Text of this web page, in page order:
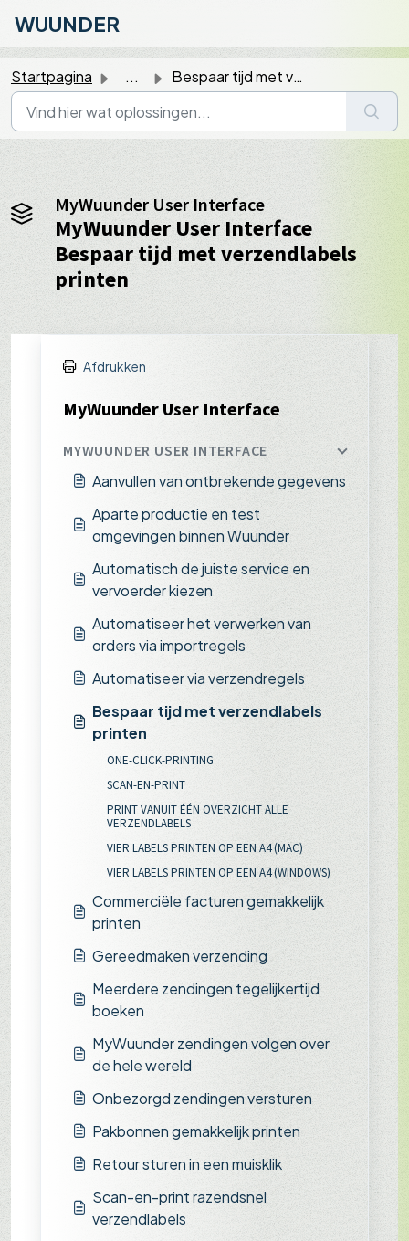
WUUNDER
Startpagina ... Bespaar tijd met verzendlabels printen
MyWuunder User Interface
MyWuunder User Interface
Bespaar tijd met verzendlabels
printen
Afdrukken
MyWuunder User Interface
MYWUUNDER USER INTERFACE
Aanvullen van ontbrekende gegevens
Aparte productie en test
omgevingen binnen Wuunder
Automatisch de juiste service en
vervoerder kiezen
Automatiseer het verwerken van
orders via importregels
Automatiseer via verzendregels
Bespaar tijd met verzendlabels
printen
ONE-CLICK-PRINTING
SCAN-EN-PRINT
PRINT VANUIT ÉÉN OVERZICHT ALLE
VERZENDLABELS
VIER LABELS PRINTEN OP EEN A4 (MAC)
VIER LABELS PRINTEN OP EEN A4 (WINDOWS)
Commerciële facturen gemakkelijk
printen
Gereedmaken verzending
Meerdere zendingen tegelijkertijd
boeken
MyWuunder zendingen volgen over
de hele wereld
Onbezorgd zendingen versturen
Pakbonnen gemakkelijk printen
Retour sturen in een muisklik
Scan-en-print razendsnel
verzendlabels